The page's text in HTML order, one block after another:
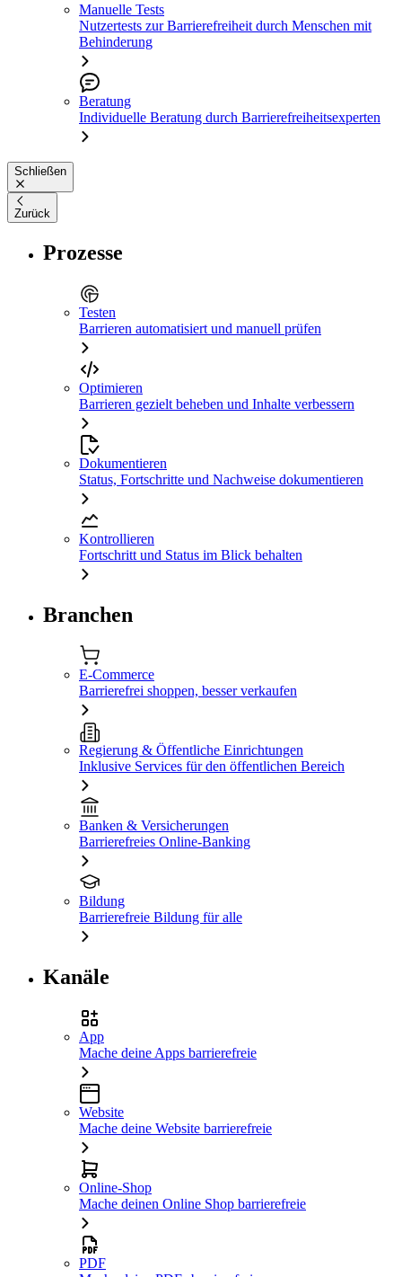
Manuelle Tests
Nutzertests zur Barrierefreiheit durch Menschen mit
Behinderung
Beratung
Individuelle Beratung durch Barrierefreiheitsexperten
Schließen
Zurück
Prozesse
Testen
Barrieren automatisiert und manuell prüfen
Optimieren
Barrieren gezielt beheben und Inhalte verbessern
Dokumentieren
Status, Fortschritte und Nachweise dokumentieren
Kontrollieren
Fortschritt und Status im Blick behalten
Branchen
E-Commerce
Barrierefrei shoppen, besser verkaufen
Regierung & Öffentliche Einrichtungen
Inklusive Services für den öffentlichen Bereich
Banken & Versicherungen
Barrierefreies Online-Banking
Bildung
Barrierefreie Bildung für alle
Kanäle
App
Mache deine Apps barrierefreie
Website
Mache deine Website barrierefreie
Online-Shop
Mache deinen Online Shop barrierefreie
PDF